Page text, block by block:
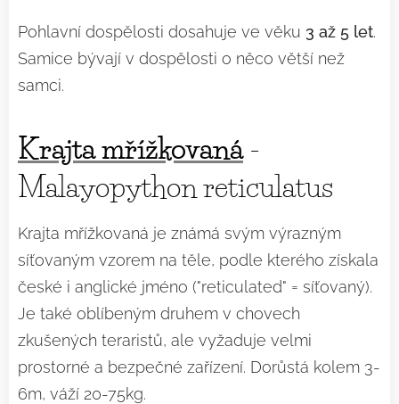
Pohlavní dospělosti dosahuje ve věku 3 až 5 let.
Samice bývají v dospělosti o něco větší než
samci.
Krajta mřížkovaná-
Malayopython reticulatus
Krajta mřížkovaná je známá svým výrazným
síťovaným vzorem na těle, podle kterého získala
české i anglické jméno ("reticulated" = síťovaný).
Je také oblíbeným druhem v chovech
zkušených teraristů, ale vyžaduje velmi
prostorné a bezpečné zařízení. Dorůstá kolem 3-
6m, váží 20-75kg.